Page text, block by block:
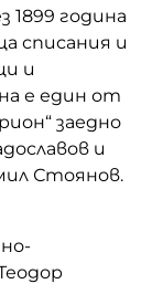
1899 година
списания и
и
е един от
заедно
и
Стоянов.